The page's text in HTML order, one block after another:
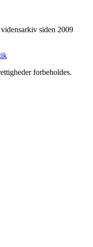
siden 2009
forbeholdes.